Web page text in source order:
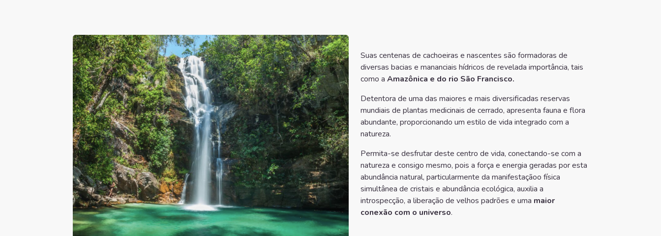
Suas centenas de cachoeiras e nascentes são formadoras de
diversas bacias e mananciais hídricos de revelada importância, tais
como a Amazônica e do rio São Francisco.
Detentora de uma das maiores e mais diversificadas reservas
mundiais de plantas medicinais de cerrado, apresenta fauna e flora
abundante, proporcionando um estilo de vida integrado com a
natureza.
Permita-se desfrutar deste centro de vida, conectando-se com a
natureza e consigo mesmo, pois a força e energia geradas por esta
abundância natural, particularmente da manifestaçãoo física
simultânea de cristais e abundância ecológica, auxilia a
introspecção, a liberação de velhos padrões e uma maior
conexão com o universo.